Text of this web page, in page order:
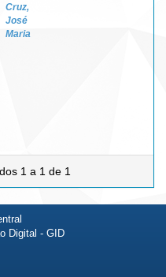
Cruz,
José
Maria
1 a 1 de 1
Digital - GID